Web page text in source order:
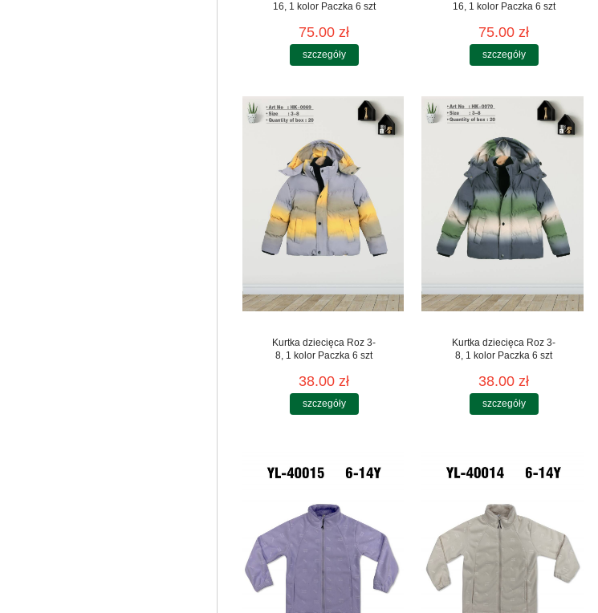
16, 1 kolor Paczka 6 szt
75.00 zł
szczegóły
16, 1 kolor Paczka 6 szt
75.00 zł
szczegóły
Kurtka dziecięca Roz 3-
8, 1 kolor Paczka 6 szt
38.00 zł
szczegóły
Kurtka dziecięca Roz 3-
8, 1 kolor Paczka 6 szt
38.00 zł
szczegóły